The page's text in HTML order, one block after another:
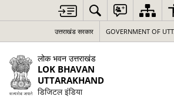
उत्तराखंड सरकार GOVERNMENT OF
लोक भवन उत्तराखंड
LOK BHAVAN
UTTARAKHAND
डिजिटल इंडिया